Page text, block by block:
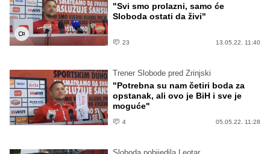
"Svi smo prolazni, samo će
Sloboda ostati da živi"
23 13.05.22. 11:40
Trener Slobode pred Zrinjski
"Potrebna su nam četiri boda za
opstanak, ali ovo je BiH i sve je
moguće"
4 05.05.22. 11:28